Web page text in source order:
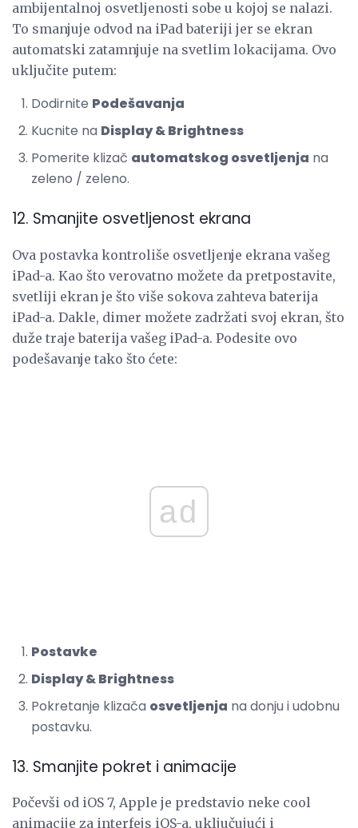
ambijentalnoj osvetljenosti sobe u kojoj se nalazi.
To smanjuje odvod na iPad bateriji jer se ekran
automatski zatamnjuje na svetlim lokacijama. Ovo
uključite putem:
Dodirnite Podešavanja
Kucnite na Display & Brightness
Pomerite klizač automatskog osvetljenja na
zeleno / zeleno.
12. Smanjite osvetljenost ekrana
Ova postavka kontroliše osvetljenje ekrana vašeg
iPad-a. Kao što verovatno možete da pretpostavite,
svetliji ekran je što više sokova zahteva baterija
iPad-a. Dakle, dimer možete zadržati svoj ekran, što
duže traje baterija vašeg iPad-a. Podesite ovo
podešavanje tako što ćete:
ad
Postavke
Display & Brightness
Pokretanje klizača osvetljenja na donju i udobnu
postavku.
13. Smanjite pokret i animacije
Počevši od iOS 7, Apple je predstavio neke cool
animacije za interfejs iOS-a, uključujući i